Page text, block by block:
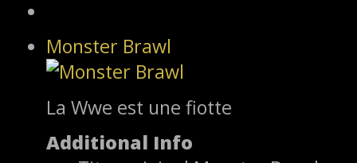
Monster Brawl
La Wwe est une fiotte
Additional Info